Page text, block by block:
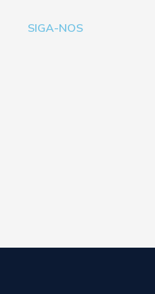
SIGA-NOS